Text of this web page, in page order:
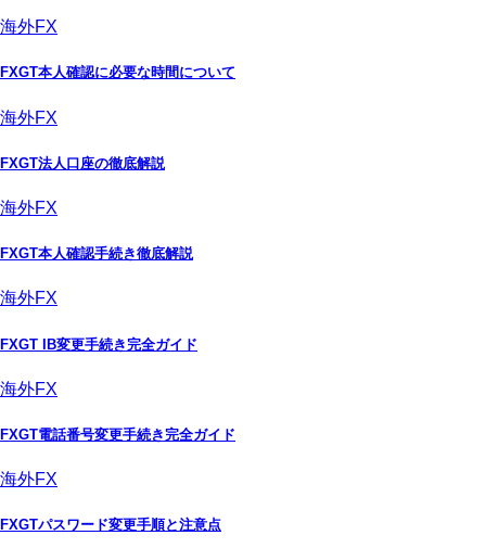
海外FX
FXGT本人確認に必要な時間について
海外FX
FXGT法人口座の徹底解説
海外FX
FXGT本人確認手続き徹底解説
海外FX
FXGT IB変更手続き完全ガイド
海外FX
FXGT電話番号変更手続き完全ガイド
海外FX
FXGTパスワード変更手順と注意点